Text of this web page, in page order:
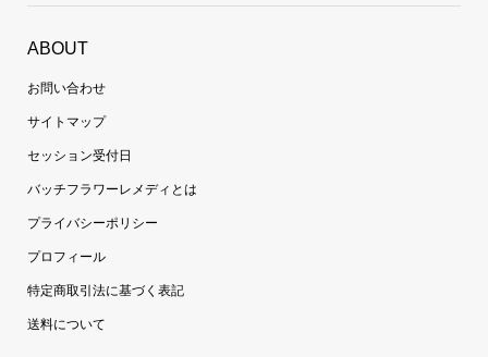
ABOUT
お問い合わせ
サイトマップ
セッション受付日
バッチフラワーレメディとは
プライバシーポリシー
プロフィール
特定商取引法に基づく表記
送料について